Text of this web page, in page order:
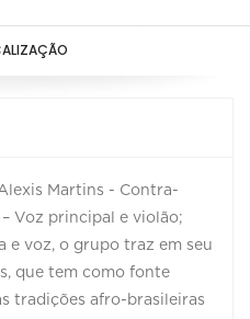
Martins - Contra-
Voz principal e violão;
e voz, o grupo traz em seu
que tem como fonte
tradições afro-brasileiras